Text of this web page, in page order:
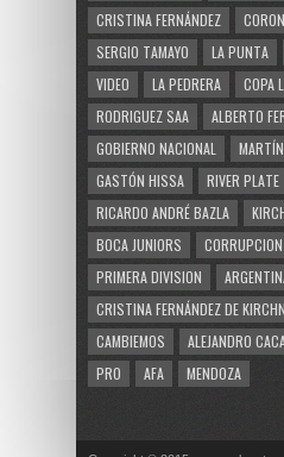
CRISTINA FERNÁNDEZ
SERGIO TAMAYO
LA PUNTA
VIDEO
LA PEDRERA
COPA
RODRIGUEZ SAA
ALBERTO
GOBIERNO NACIONAL
GASTÓN HISSA
RIVER PLATE
RICARDO ANDRÉ BAZLA
BOCA JUNIORS
CORRUPCION
PRIMERA DIVISION
CRISTINA FERNÁNDEZ DE
CAMBIEMOS
ALEJANDRO
PRO
AFA MENDOZA